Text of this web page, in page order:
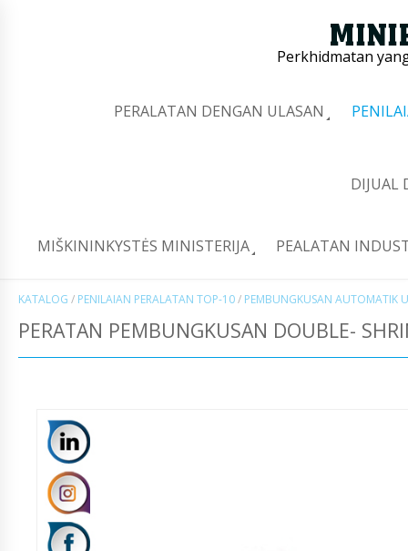
Perkhidmatan
PERALATAN DENGAN ULASAN
DIJUAL
MIŠKININKYSTĖS MINISTERIJA PEALATAN
KATALOG / PENILAIAN PERALATAN TOP-10/ PEMBUNGKUSAN AUTOMATIK
PERATAN PEMBUNGKUSAN DOUBLE-